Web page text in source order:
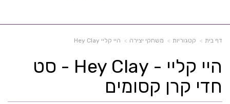
דף בית קטגוריות משחקי יצירה היי קליי Hey Clay
היי קליי - Hey Clay - סט
חדי קרן קסומים